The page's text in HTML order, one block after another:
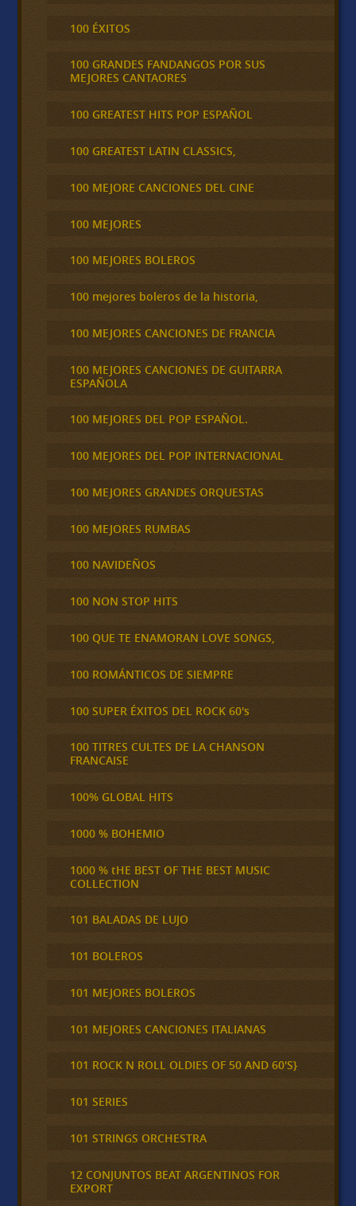
100 ÉXITOS
100 GRANDES FANDANGOS POR SUS
MEJORES CANTAORES
100 GREATEST HITS POP ESPAÑOL
100 GREATEST LATIN CLASSICS,
100 MEJORE CANCIONES DEL CINE
100 MEJORES
100 MEJORES BOLEROS
100 mejores boleros de la historia,
100 MEJORES CANCIONES DE FRANCIA
100 MEJORES CANCIONES DE GUITARRA
ESPAÑOLA
100 MEJORES DEL POP ESPAÑOL.
100 MEJORES DEL POP INTERNACIONAL
100 MEJORES GRANDES ORQUESTAS
100 MEJORES RUMBAS
100 NAVIDEÑOS
100 NON STOP HITS
100 QUE TE ENAMORAN LOVE SONGS,
100 ROMÁNTICOS DE SIEMPRE
100 SUPER ÉXITOS DEL ROCK 60's
100 TITRES CULTES DE LA CHANSON
FRANCAISE
100% GLOBAL HITS
1000 % BOHEMIO
1000 % tHE BEST OF THE BEST MUSIC
COLLECTION
101 BALADAS DE LUJO
101 BOLEROS
101 MEJORES BOLEROS
101 MEJORES CANCIONES ITALIANAS
101 ROCK N ROLL OLDIES OF 50 AND 60'S}
101 SERIES
101 STRINGS ORCHESTRA
12 CONJUNTOS BEAT ARGENTINOS FOR
EXPORT